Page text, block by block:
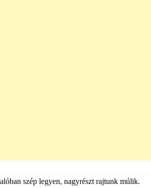
szép legyen, nagyrészt rajtunk múlik.